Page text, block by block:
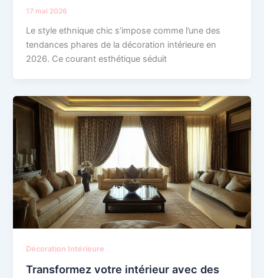
17 mai 2026
Le style ethnique chic s’impose comme l’une des
tendances phares de la décoration intérieure en
2026. Ce courant esthétique séduit
Décoration Intérieure
Transformez votre intérieur avec des